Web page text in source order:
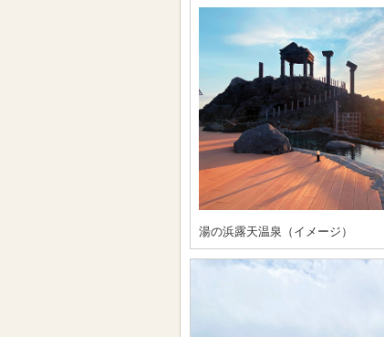
湯の浜露天温泉（イメージ）